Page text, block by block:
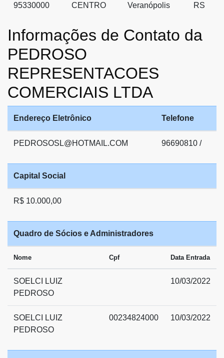
95330000 CENTRO Veranópolis RS
Informações de Contato da
PEDROSO
REPRESENTACOES
COMERCIAIS LTDA
Endereço Eletrônico Telefone
PEDROSOSL@HOTMAIL.COM 96690810 /
Capital Social
R$ 10.000,00
Quadro de Sócios e Administradores
Nome Cpf Data Entrada
SOELCI LUIZ
PEDROSO
10/03/2022
SOELCI LUIZ
PEDROSO
00234824000 10/03/2022